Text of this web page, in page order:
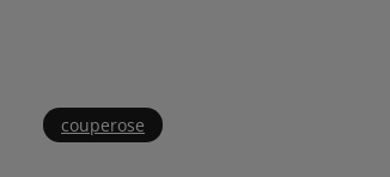
couperose